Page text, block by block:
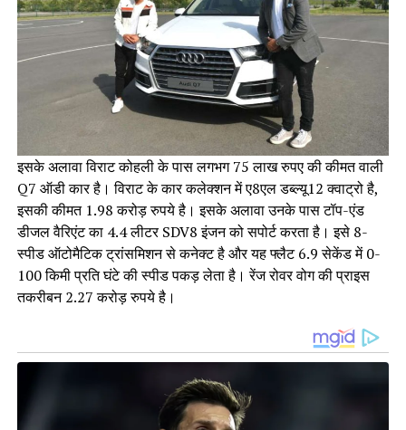
इसके अलावा विराट कोहली के पास लगभग 75 लाख रुपए की कीमत वाली
Q7 ऑडी कार है। विराट के कार कलेक्शन में ए8एल डब्ल्यू12 क्वाट्रो है,
इसकी कीमत 1.98 करोड़ रुपये है। इसके अलावा उनके पास टॉप-एंड
डीजल वैरिएंट का 4.4 लीटर SDV8 इंजन को सपोर्ट करता है। इसे 8-
स्पीड ऑटोमैटिक ट्रांसमिशन से कनेक्ट है और यह फ्लैट 6.9 सेकेंड में 0-
100 किमी प्रति घंटे की स्पीड पकड़ लेता है। रेंज रोवर वोग की प्राइस
तकरीबन 2.27 करोड़ रुपये है।